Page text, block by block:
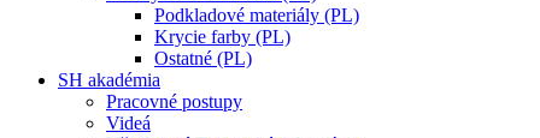
Podkladové materiály (PL)
Krycie farby (PL)
Ostatné (PL)
SH akadémia
Pracovné postupy
Videá